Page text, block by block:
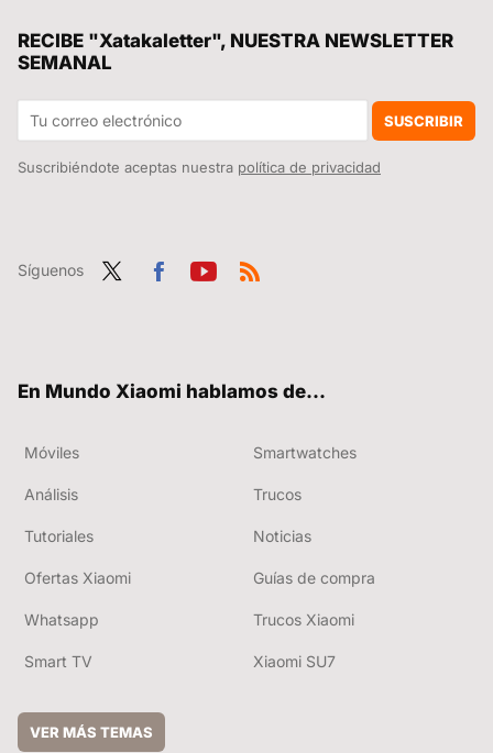
RECIBE "Xatakaletter", NUESTRA NEWSLETTER
SEMANAL
SUSCRIBIR
Suscribiéndote aceptas nuestra política de privacidad
Síguenos
En Mundo Xiaomi hablamos de...
Móviles Smartwatches
Análisis Trucos
Tutoriales Noticias
Ofertas Xiaomi Guías de compra
Whatsapp Trucos Xiaomi
Smart TV Xiaomi SU7
VER MÁS TEMAS